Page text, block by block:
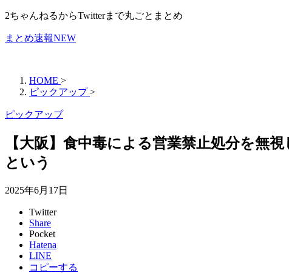
2ちゃんねるからTwitterまで丸ごとまとめ
まとめ速報NEW
HOME >
ピックアップ >
ピックアップ
【大阪】食中毒による営業禁止処分を
という
2025年6月17日
Twitter
Share
Pocket
Hatena
LINE
コピーする